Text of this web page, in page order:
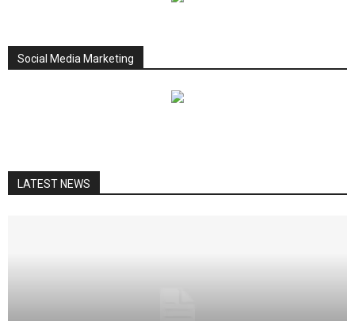
Social Media Marketing
LATEST NEWS